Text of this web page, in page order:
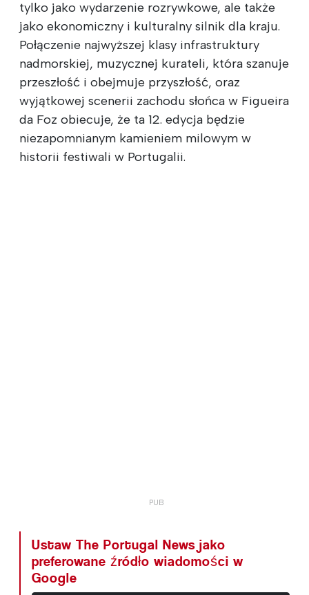
tylko jako wydarzenie rozrywkowe, ale także
jako ekonomiczny i kulturalny silnik dla kraju.
Połączenie najwyższej klasy infrastruktury
nadmorskiej, muzycznej kurateli, która szanuje
przeszłość i obejmuje przyszłość, oraz
wyjątkowej scenerii zachodu słońca w Figueira
da Foz obiecuje, że ta 12. edycja będzie
niezapomnianym kamieniem milowym w
historii festiwali w Portugalii.
Ustaw The Portugal News jako
preferowane źródło wiadomości w
Google